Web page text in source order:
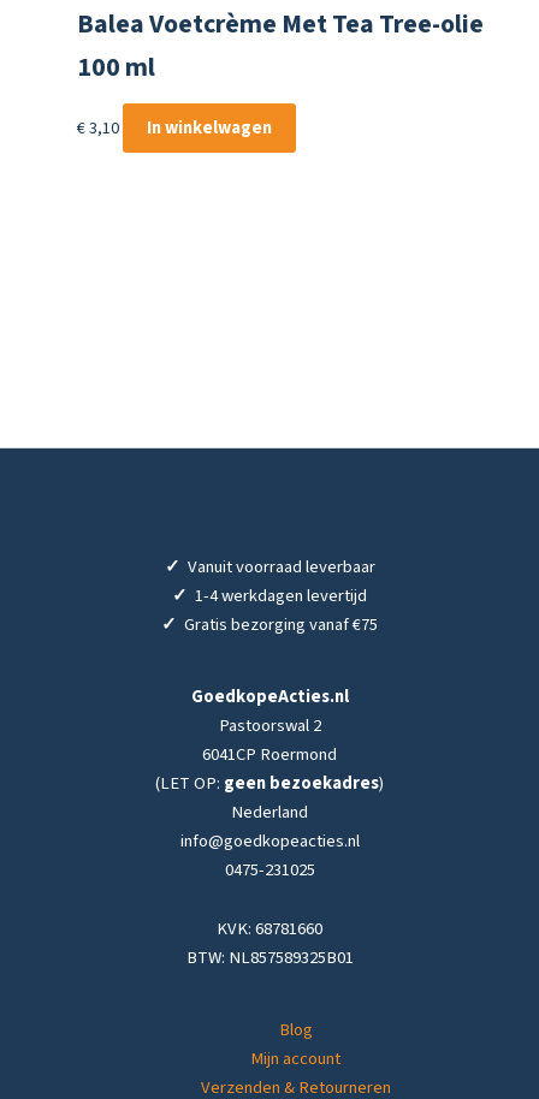
Balea Voetcrème Met Tea Tree-olie
100 ml
€3,10 In winkelwagen
✓ Vanuit voorraad leverbaar
✓ 1-4 werkdagen levertijd
✓ Gratis bezorging vanaf €75
GoedkopeActies.nl
Pastoorswal 2
6041CP Roermond
(LET OP: geen bezoekadres)
Nederland
info@goedkopeacties.nl
0475-231025
KVK: 68781660
BTW: NL857589325B01
Blog
Mijn account
Verzenden & Retourneren